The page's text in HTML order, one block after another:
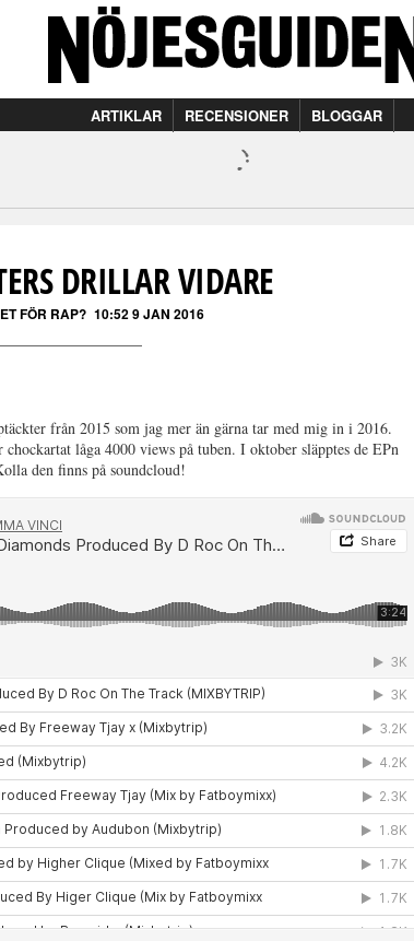
ARTIKLAR RECENSIONER BLOGGAR
DRILLAR VIDARE
FÖR RAP? 10:52 9 JAN 2016
från 2015 som jag mer än gärna tar med mig in i 2016.
chockartat låga 4000 views på tuben. I oktober släpptes de EPn
den finns på soundcloud!